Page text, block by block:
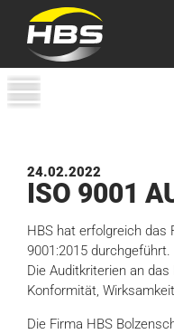
24.02.2022
ISO 9001
HBS hat erfolgreich das
9001:2015 durchgeführt.
Die Auditkriterien an
Konformität,
Die Firma HBS